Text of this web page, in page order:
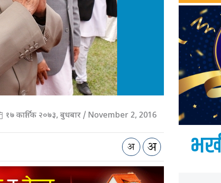
१७ कार्तिक २०७३, बुधबार / November 2, 2016